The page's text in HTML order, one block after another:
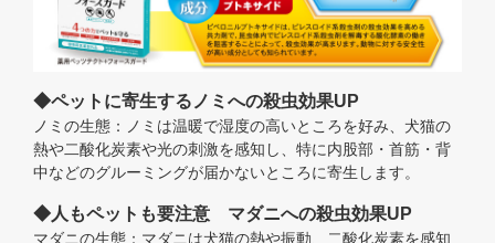
◆ペットに寄生するノミへの殺虫効果UP
ノミの生態：ノミは温暖で湿度の高いところを好み、犬猫の
熱や二酸化炭素や光の刺激を感知し、特に内股部・首筋・背
中などのグルーミングが届かないところに寄生します。
◆人もペットも要注意 マダニへの殺虫効果UP
マダニの生態：マダニは犬猫の熱や振動、二酸化炭素を感知